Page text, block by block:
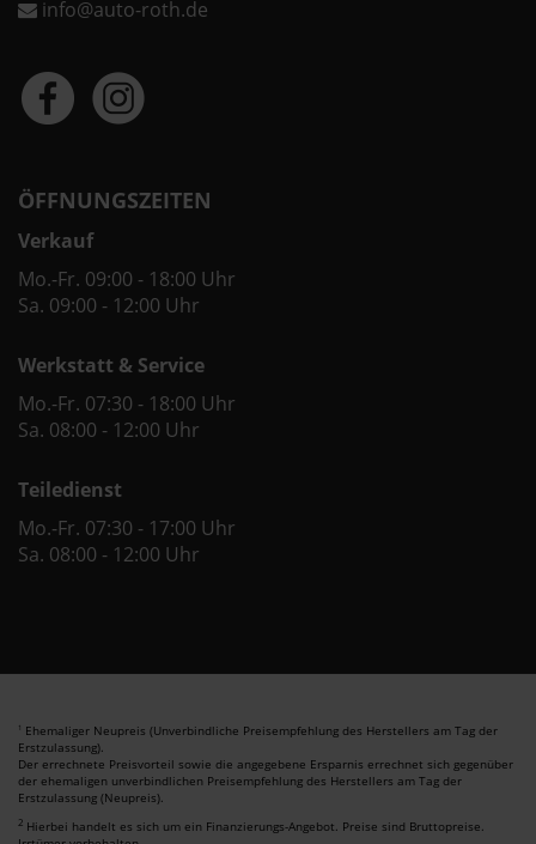
info@auto-roth.de
ÖFFNUNGSZEITEN
Verkauf
Mo.-Fr. 09:00 - 18:00 Uhr
Sa. 09:00 - 12:00 Uhr
Werkstatt & Service
Mo.-Fr. 07:30 - 18:00 Uhr
Sa. 08:00 - 12:00 Uhr
Teiledienst
Mo.-Fr. 07:30 - 17:00 Uhr
Sa. 08:00 - 12:00 Uhr
1 Ehemaliger Neupreis (Unverbindliche Preisempfehlung des Herstellers am Tag der
Erstzulassung).
Der errechnete Preisvorteil sowie die angegebene Ersparnis errechnet sich gegenüber
der ehemaligen unverbindlichen Preisempfehlung des Herstellers am Tag der
Erstzulassung (Neupreis).
2 Hierbei handelt es sich um ein Finanzierungs-Angebot. Preise sind Bruttopreise.